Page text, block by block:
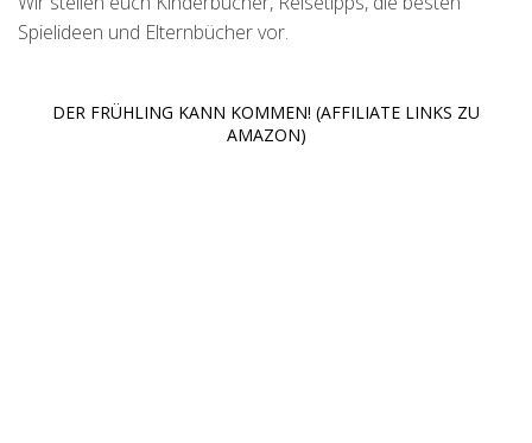
Spielideen und Elternbücher vor.
DER FRÜHLING KANN KOMMEN! (AFFILIATE LINKS ZU
AMAZON)